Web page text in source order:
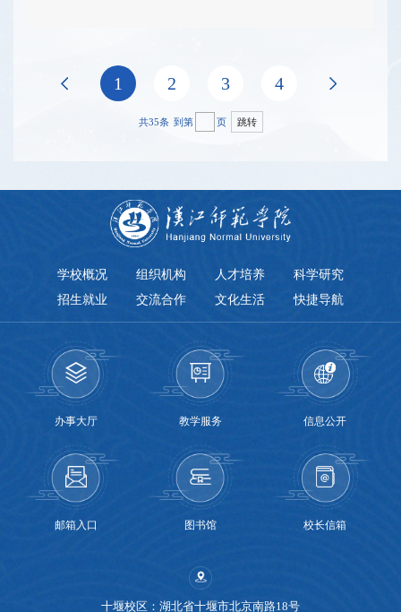
上页 1 2 3 4 下页
共35条 到第 页 跳转
学校概况 组织机构 人才培养
科学研究
招生就业
交流合作 文化生活 快捷导航
办事大厅 教学服务 信息公开
邮箱入口 图书馆 校长信箱
十堰校区：湖北省十堰市北京南路18号